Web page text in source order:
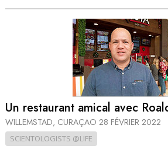
Un restaurant amical avec
WILLEMSTAD, CURAÇAO 28 FÉVRIER 2022
SCIENTOLOGISTS @LIFE